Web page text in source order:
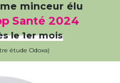
minceur élu
Santé 2024
le 1er mois
étude Odoxa)